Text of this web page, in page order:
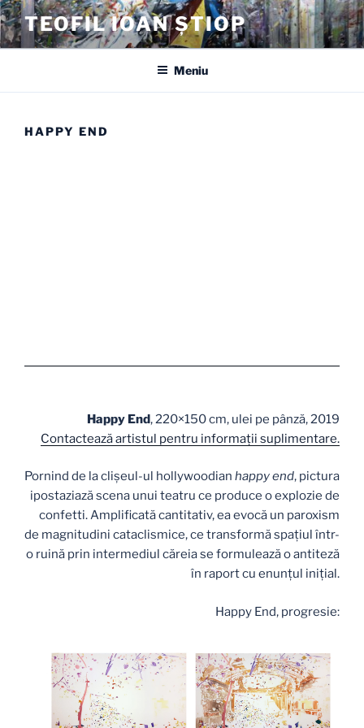
Sari
la
conținut
TEOFIL IOAN ȘTIOP
Meniu
HAPPY END
Happy End, 220×150 cm, ulei pe pânză, 2019
Contactează artistul pentru informaţii suplimentare.
Pornind de la clişeul-ul hollywoodian happy end, pictura
ipostaziază scena unui teatru ce produce o explozie de
confetti. Amplificată cantitativ, ea evocă un paroxism
de magnitudini cataclismice, ce transformă spațiul într-
o ruină prin intermediul căreia se formulează o antiteză
în raport cu enunțul inițial.
Happy End, progresie: